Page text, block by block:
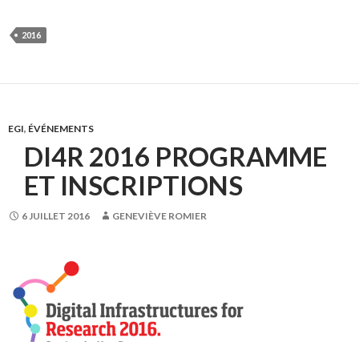
2016
EGI, ÉVÉNEMENTS
DI4R 2016 PROGRAMME
ET INSCRIPTIONS
6 JUILLET 2016 GENEVIÈVE ROMIER